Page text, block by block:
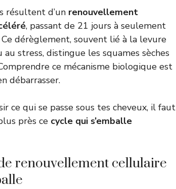
résultent d’un renouvellement
, passant de 21 jours à seulement
Ce dérèglement, souvent lié à la levure
au stress, distingue les squames sèches
ce mécanisme biologique est
débarrasser.
ce qui se passe sous tes cheveux, il faut
près ce cycle qui s’emballe
renouvellement cellulaire